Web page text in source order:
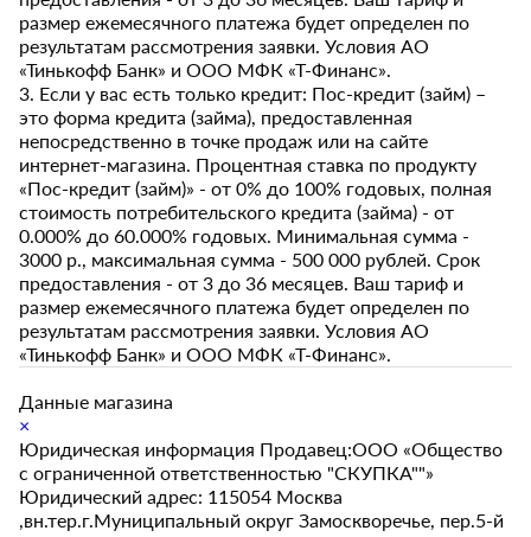
размер ежемесячного платежа будет определен по
результатам рассмотрения заявки. Условия АО
«Тинькофф Банк» и ООО МФК «Т-Финанс».
3. Если у вас есть только кредит: Пос-кредит (займ) –
это форма кредита (займа), предоставленная
непосредственно в точке продаж или на сайте
интернет-магазина. Процентная ставка по продукту
«Пос-кредит (займ)» - от 0% до 100% годовых, полная
стоимость потребительского кредита (займа) - от
0.000% до 60.000% годовых. Минимальная сумма -
3000 р., максимальная сумма - 500 000 рублей. Срок
предоставления - от 3 до 36 месяцев. Ваш тариф и
размер ежемесячного платежа будет определен по
результатам рассмотрения заявки. Условия АО
«Тинькофф Банк» и ООО МФК «Т-Финанс».
Данные магазина
×
Юридическая информация Продавец:ООО «Общество
с ограниченной ответственностью "СКУПКА""»
Юридический адрес: 115054 Москва
,вн.тер.г.Муниципальный округ Замоскворечье, пер.5-й